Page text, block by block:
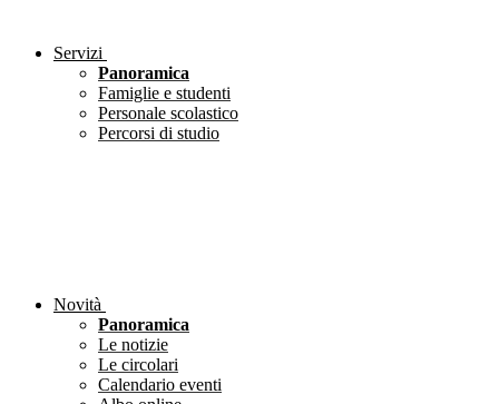
Servizi
Panoramica
Famiglie e studenti
Personale scolastico
Percorsi di studio
Novità
Panoramica
Le notizie
Le circolari
Calendario eventi